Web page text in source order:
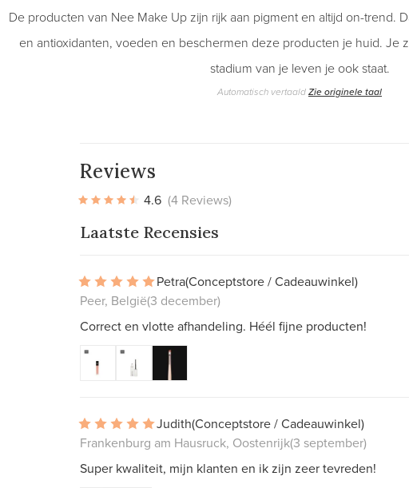
De producten van Nee Make Up zijn rijk aan pigment en altijd on-trend.
en antioxidanten, voeden en beschermen deze producten je huid. Je
stadium van je leven je ook staat.
Automatisch vertaaldZie originele taal
Reviews
4.6 (4 Reviews)
Laatste Recensies
Petra(Conceptstore / Cadeauwinkel)
Peer, België(3 december)
Correct en vlotte afhandeling. Héél fijne producten!
Judith(Conceptstore / Cadeauwinkel)
Frankenburg am Hausruck, Oostenrijk(3 september)
Super kwaliteit, mijn klanten en ik zijn zeer tevreden!